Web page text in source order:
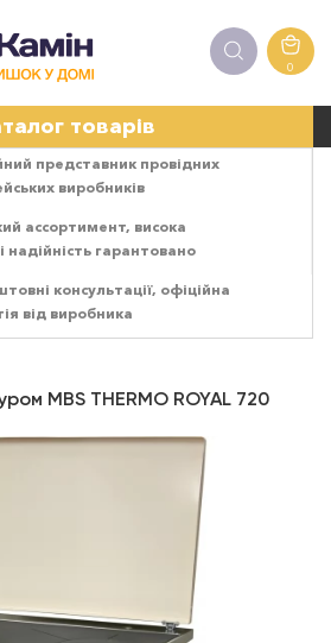
0
товарів
представник провідних
виробників
ассортимент, висока
і надійність гарантовано
консультації, офіційна
від виробника
MBS THERMO ROYAL 720